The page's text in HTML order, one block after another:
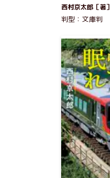
西村京太郎［著］
判型：文庫判